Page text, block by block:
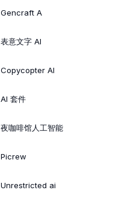
Gencraft A
表意文字 AI
Copycopter AI
AI 套件
夜咖啡馆人工智能
Picrew
Unrestricted ai